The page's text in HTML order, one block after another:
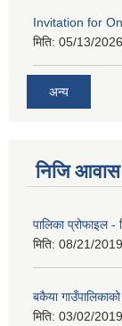
Invitation for
मिति: 05/13/
अन्य
निजि आवास
पालिका प्रोफाइल -
मिति: 08/21/
बकैया
मिति: 03/02/